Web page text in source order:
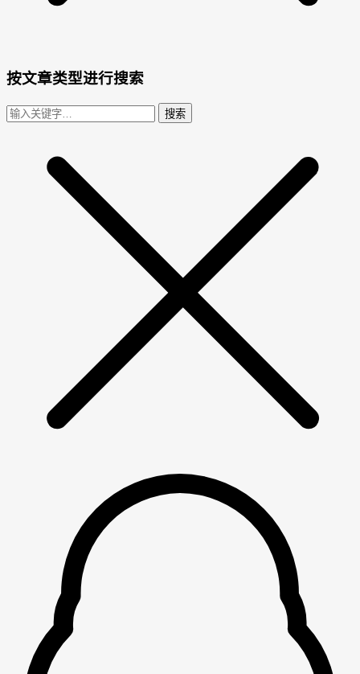
按文章类型进行搜索